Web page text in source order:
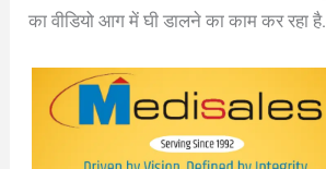
का वीडियो आग में घी डालने का काम कर रहा है.